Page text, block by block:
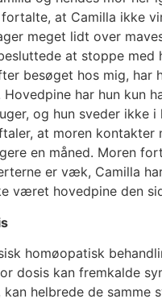
at Camilla ikke
meget lidt over
at stoppe med
besøget hos mig, har
har hun kun
og hun sveder ikke i
at moren kontakter
en måned. Moren
er væk, Camilla
været hovedpine den
homøopatisk
dosis kan fremkalde
helbrede de samme